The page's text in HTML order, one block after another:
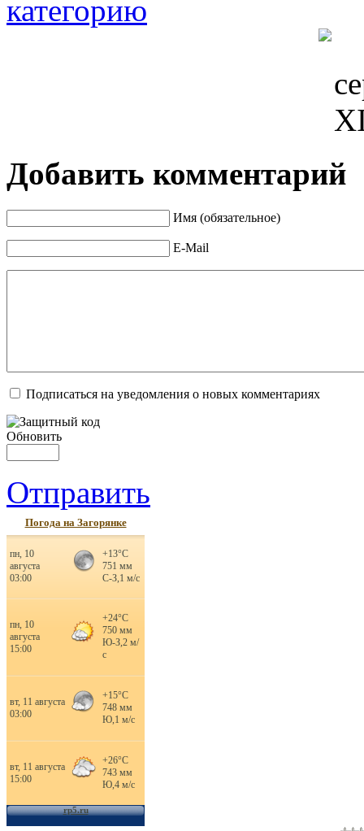
Добавить комментарий
Имя (обязательное)
E-Mail
Подписаться на уведомления о новых комментариях
Обновить
Отправить
Погода на Загорянке